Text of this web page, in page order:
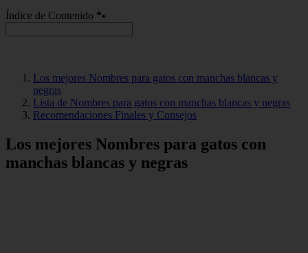
Índice de Contenido 🐾
Los mejores Nombres para gatos con manchas blancas y
negras
Lista de Nombres para gatos con manchas blancas y negras
Recomendaciones Finales y Consejos
Los mejores Nombres para gatos con
manchas blancas y negras